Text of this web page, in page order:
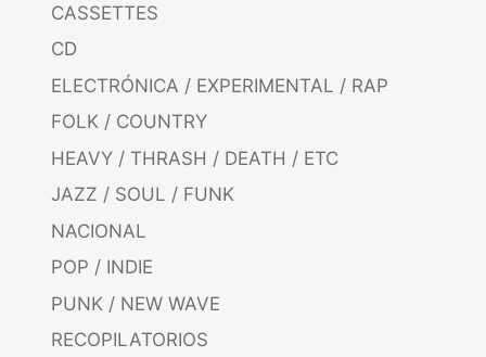
CASSETTES
CD
ELECTRÓNICA / EXPERIMENTAL / RAP
FOLK / COUNTRY
HEAVY / THRASH / DEATH / ETC
JAZZ / SOUL / FUNK
NACIONAL
POP / INDIE
PUNK / NEW WAVE
RECOPILATORIOS